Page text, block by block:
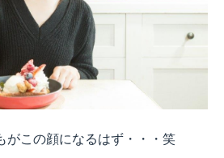
がこの顔になるはず・・・笑